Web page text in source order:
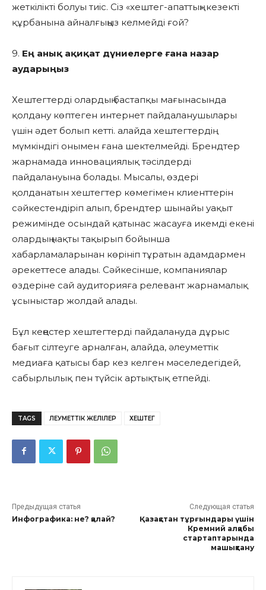
жеткілікті болуы тиіс. Сіз «хештег-апаттың» кезекті
құрбанына айналғыңыз келмейді ғой?
9. Ең анық ақиқат дүниелерге ғана назар
аударыңыз
Хештегтерді олардың бастапқы мағынасында
қолдану көптеген интернет пайдаланушылары
үшін әдет болып кетті. алайда хештегтердің
мүмкіндігі онымен ғана шектелмейді. Брендтер
жарнамада инновациялық тәсілдерді
пайдалануына болады. Мысалы, өздері
қолданатын хештегтер көмегімен клиенттерін
сәйкестендіріп алып, брендтер шынайы уақыт
режимінде осындай қатынас жасауға икемді екені
олардың нақты тақырып бойынша
хабарламаларынан көрініп тұратын адамдармен
әрекеттесе алады. Сәйкесінше, компаниялар
өздеріне сай аудиторияға релевант жарнамалық
ұсыныстар жолдай алады.
Бұл кеңестер хештегтерді пайдалануда дұрыс
бағыт сілтеуге арналған, алайда, әлеуметтік
медиаға қатысы бар кез келген мәселедегідей,
сабырлылық пен түйсік артықтық етпейді.
TAGS ӘЛЕУМЕТТІК ЖЕЛІЛЕР ХЕШТЕГ
Предыдущая статья
Инфографика: не? қалай?
Следующая статья
Қазақстан тұрғындары үшін
Кремний алқабы
стартаптарында
машықтану